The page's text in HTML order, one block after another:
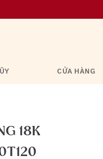
CỬA HÀNG
18K